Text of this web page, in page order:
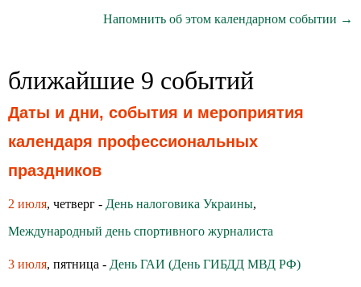
Напомнить об этом календарном событии →
ближайшие 9 событий
Даты и дни, события и мероприятия
календаря профессиональных
праздников
2 июля, четверг - День налоговика Украины,
Международный день спортивного журналиста
3 июля, пятница - День ГАИ (День ГИБДД МВД РФ)